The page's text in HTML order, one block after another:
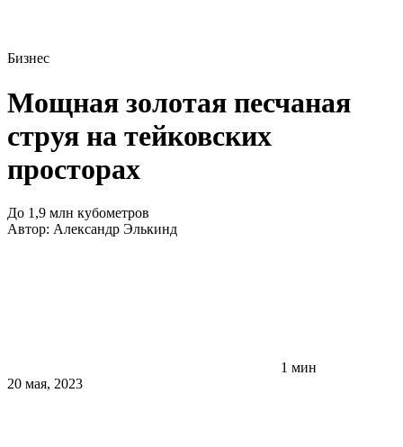
Бизнес
Мощная золотая песчаная
струя на тейковских
просторах
До 1,9 млн кубометров
Автор: Александр Элькинд
1 мин
20 мая, 2023